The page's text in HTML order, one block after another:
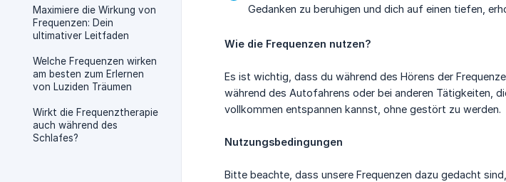
Maximiere die Wirkung von
Frequenzen: Dein
ultimativer Leitfaden
Welche Frequenzen wirken
am besten zum Erlernen
von Luziden Träumen
Wirkt die Frequenztherapie
auch während des
Schlafes?
Gedanken zu beruhigen und dich auf einen tiefen,
Wie die Frequenzen nutzen?
Es ist wichtig, dass du während des Hörens der
während des Autofahrens oder bei anderen Tätigkeiten,
vollkommen entspannen kannst, ohne gestört zu werden.
Nutzungsbedingungen
Bitte beachte, dass unsere Frequenzen dazu gedacht